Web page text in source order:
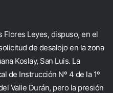
Flores Leyes, dispuso, en el
de desalojo en la zona
Koslay, San Luis. La
de Instrucción Nº 4 de la 1º
Valle Durán, pero la presión